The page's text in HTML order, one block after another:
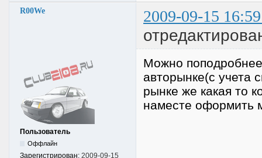
R00We 2009-09-15
Пользователь
Оффлайн
Зарегистрирован: 2009-09-15
Можно
авторынке(с учета
рынке же какая то
наместе оформить